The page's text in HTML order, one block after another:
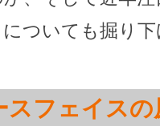
ついても掘り
スフェイス